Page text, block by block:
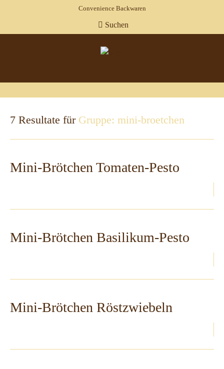
Convenience Backwaren
Suchen
7 Resultate für Gruppe: mini-broetchen
Mini-Brötchen Tomaten-Pesto
Mini-Brötchen Basilikum-Pesto
Mini-Brötchen Röstzwiebeln